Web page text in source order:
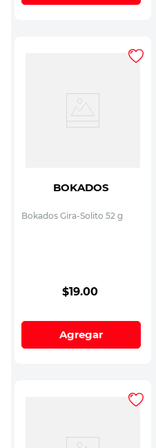
BOKADOS
Bokados Gira-Solito 52 g
$19.00
Agregar